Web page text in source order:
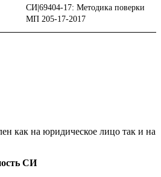
СИ|69404-17: Методика поверки
МП 205-17-2017
как на юридическое лицо так и на
СИ